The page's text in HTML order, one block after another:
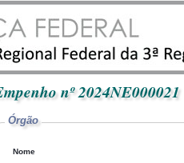
nº 2024NE000021
Órgão
Nome